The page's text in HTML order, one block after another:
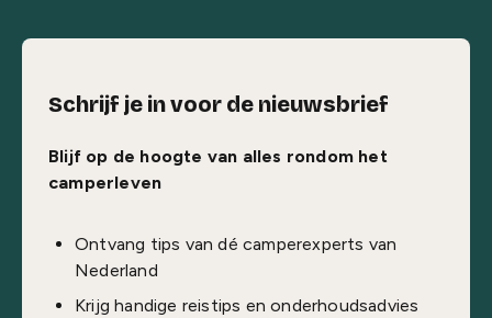
Schrijf je in voor de nieuwsbrief
Blijf op de hoogte van alles rondom het
camperleven
Ontvang tips van dé camperexperts van
Nederland
Krijg handige reistips en onderhoudsadvies